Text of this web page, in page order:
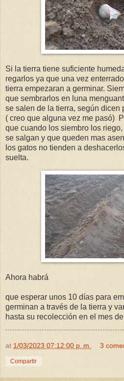
Si la tierra tiene suficiente
regarlos ya que una vez
tierra empezaran a germinar.
que sembrarlos en luna
se salen de la tierra, según dicen
( creo que alguna vez me pasó)
que cuando los siembro los
se salgan y que queden mas
los gatos no tienden a
suelta.
Ahora habrá
que esperar unos 10 días para
germinan a través de la tierra y
hasta su recolección en el mes
at 1/03/2023 07:12:00 p. m. 3
Compartir